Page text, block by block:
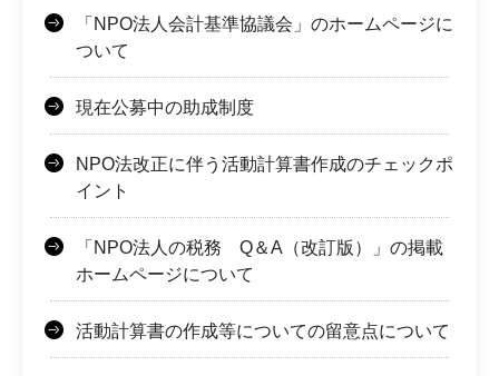
「NPO法人会計基準協議会」のホームページに
ついて
現在公募中の助成制度
NPO法改正に伴う活動計算書作成のチェックポ
イント
「NPO法人の税務 Q＆A（改訂版）」の掲載
ホームページについて
活動計算書の作成等についての留意点について